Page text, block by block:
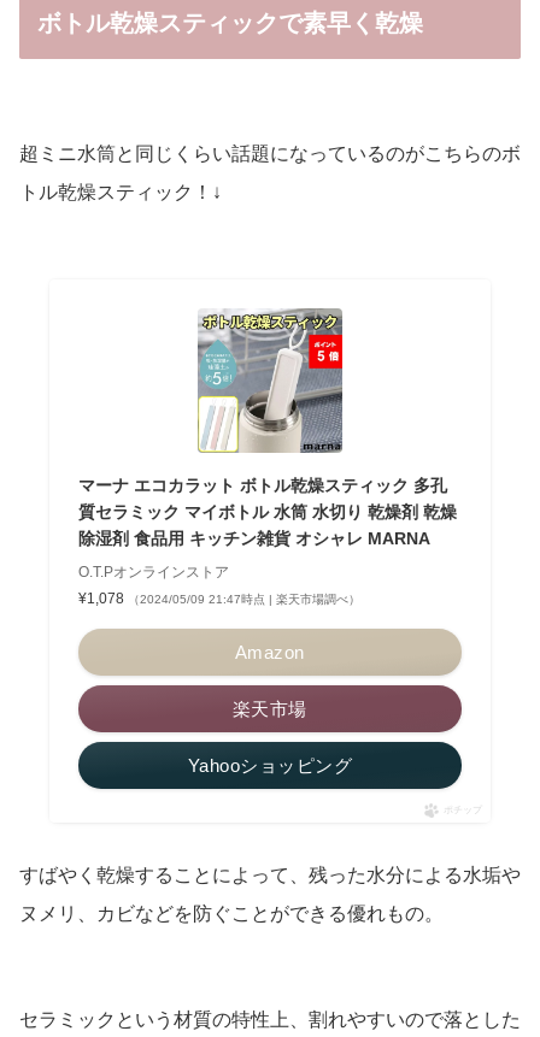
ボトル乾燥スティックで素早く乾燥
超ミニ水筒と同じくらい話題になっているのがこちらのボ
トル乾燥スティック！↓
マーナ エコカラット ボトル乾燥スティック 多孔
質セラミック マイボトル 水筒 水切り 乾燥剤 乾燥
除湿剤 食品用 キッチン雑貨 オシャレ MARNA
O.T.Pオンラインストア
¥1,078
（2024/05/09 21:47時点 | 楽天市場調べ）
Amazon
楽天市場
Yahooショッピング
ポチップ
すばやく乾燥することによって、残った水分による水垢や
ヌメリ、カビなどを防ぐことができる優れもの。
セラミックという材質の特性上、割れやすいので落とした